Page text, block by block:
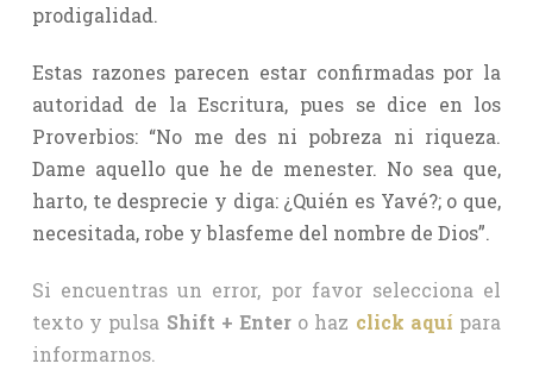
prodigalidad.
Estas razones parecen estar confirmadas por la
autoridad de la Escritura, pues se dice en los
Proverbios: “No me des ni pobreza ni riqueza.
Dame aquello que he de menester. No sea que,
harto, te desprecie y diga: ¿Quién es Yavé?; o que,
necesitada, robe y blasfeme del nombre de Dios”.
Si encuentras un error, por favor selecciona el
texto y pulsa Shift + Enter o haz click aquí para
informarnos.